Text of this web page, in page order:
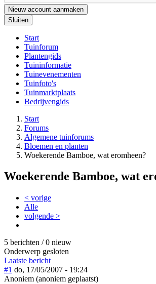
Nieuw account aanmaken
Sluiten
Start
Tuinforum
Plantengids
Tuininformatie
Tuinevenementen
Tuinfoto's
Tuinmarktplaats
Bedrijvengids
Start
Forums
Algemene tuinforums
Bloemen en planten
Woekerende Bamboe, wat eromheen?
Woekerende Bamboe, wat
< vorige
Alle
volgende >
5 berichten / 0 nieuw
Onderwerp gesloten
Laatste bericht
#1 do, 17/05/2007 - 19:24
Anoniem (anoniem geplaatst)